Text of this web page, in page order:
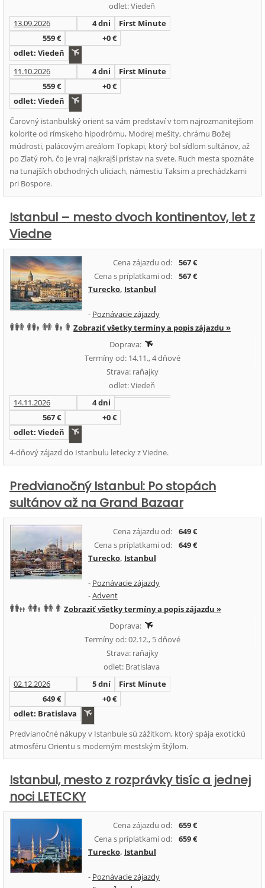
odlet: Viedeň
13.09.2026
4 dni
First Minute
559 €
+0 €
odlet: Viedeň
11.10.2026
4 dni
First Minute
559 €
+0 €
odlet: Viedeň
Čarovný istanbulský orient sa vám predstaví v tom najrozmanitejšom
kolorite od rímskeho hipodrómu, Modrej mešity, chrámu Božej
múdrosti, palácovým areálom Topkapi, ktorý bol sídlom sultánov, až
po Zlatý roh, čo je vraj najkrajší prístav na svete. Ruch mesta spoznáte
na tunajších obchodných uliciach, námestiu Taksim a prechádzkami
pri Bospore.
Istanbul – mesto dvoch kontinentov, let z
Viedne
Cena zájazdu od:
567 €
Cena s príplatkami od:
567 €
Turecko, Istanbul
- Poznávacie zájazdy
Zobraziť všetky termíny a popis zájazdu »
Doprava:
Termíny od: 14.11., 4 dňové
Strava: raňajky
odlet: Viedeň
14.11.2026
4 dni
567 €
+0 €
odlet: Viedeň
4-dňový zájazd do Istanbulu letecky z Viedne.
Predvianočný Istanbul: Po stopách
sultánov až na Grand Bazaar
Cena zájazdu od:
649 €
Cena s príplatkami od:
649 €
Turecko, Istanbul
- Poznávacie zájazdy
-Advent
Zobraziť všetky termíny a popis zájazdu »
Doprava:
Termíny od: 02.12., 5 dňové
Strava: raňajky
odlet: Bratislava
02.12.2026
5 dní
First Minute
649 €
+0 €
odlet: Bratislava
Predvianočné nákupy v Istanbule sú zážitkom, ktorý spája exotickú
atmosféru Orientu s moderným mestským štýlom.
Istanbul, mesto z rozprávky tisíc a jednej
noci LETECKY
Cena zájazdu od:
659 €
Cena s príplatkami od:
659 €
Turecko, Istanbul
- Poznávacie zájazdy